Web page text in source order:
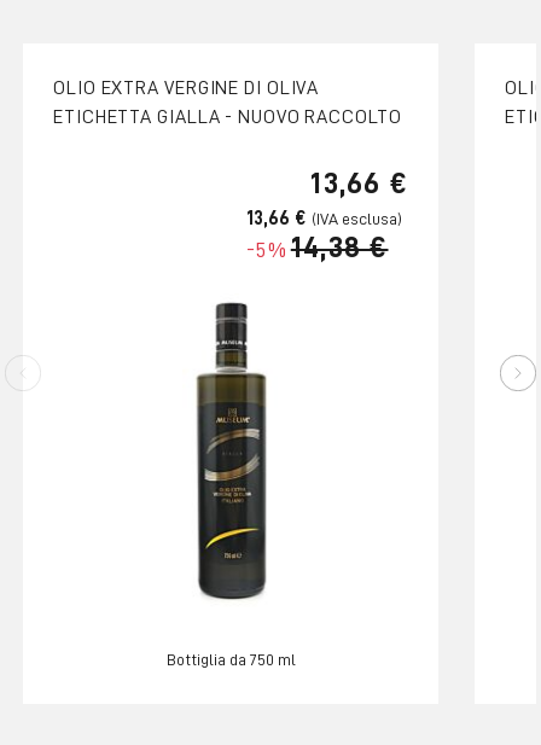
OLIO EXTRA VERGINE DI OLIVA
ETICHETTA GIALLA - NUOVO RACCOLTO
-5% 14,38 €
13,66 €
13,66 €
Bottiglia da 750 ml